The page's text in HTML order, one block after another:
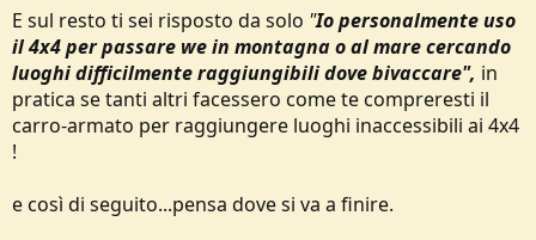
Perchè mi dovrebbe essere impedito di fare tutto ciò?
E sul resto ti sei risposto da solo "Io personalmente uso
il 4x4 per passare we in montagna o al mare cercando
luoghi difficilmente raggiungibili dove bivaccare", in
pratica se tanti altri facessero come te compreresti il
carro-armato per raggiungere luoghi inaccessibili ai 4x4
!
e così di seguito...pensa dove si va a finire.